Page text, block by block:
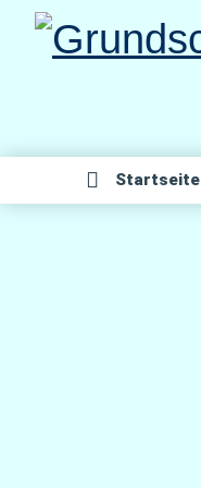
Direkt
Start­sei­te